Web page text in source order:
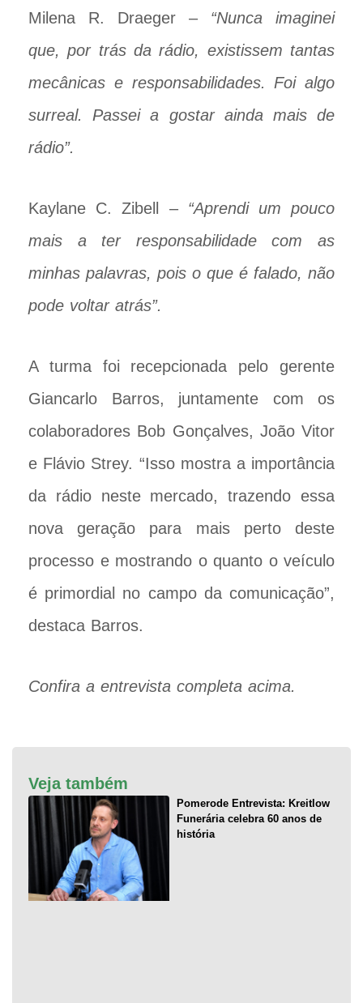
Milena R. Draeger – “Nunca imaginei
que, por trás da rádio, existissem tantas
mecânicas e responsabilidades. Foi algo
surreal. Passei a gostar ainda mais de
rádio”.
Kaylane C. Zibell – “Aprendi um pouco
mais a ter responsabilidade com as
minhas palavras, pois o que é falado, não
pode voltar atrás”.
A turma foi recepcionada pelo gerente
Giancarlo Barros, juntamente com os
colaboradores Bob Gonçalves, João Vitor
e Flávio Strey. “Isso mostra a importância
da rádio neste mercado, trazendo essa
nova geração para mais perto deste
processo e mostrando o quanto o veículo
é primordial no campo da comunicação”,
destaca Barros.
Confira a entrevista completa acima.
Veja também
Pomerode Entrevista: Kreitlow
Funerária celebra 60 anos de
história